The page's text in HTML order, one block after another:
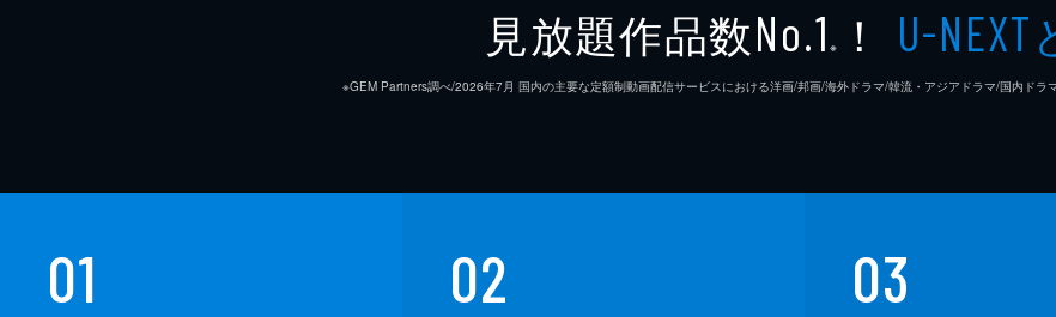
見放題作品数No.1 ※ ！ U-NEXT
※GEM Partners調べ/2026年7⽉ 国内の主要な定額制動画配信サービスにおける洋画/邦画/海外ドラマ/韓流・アジアドラマ/国内ドラ
01 02 03